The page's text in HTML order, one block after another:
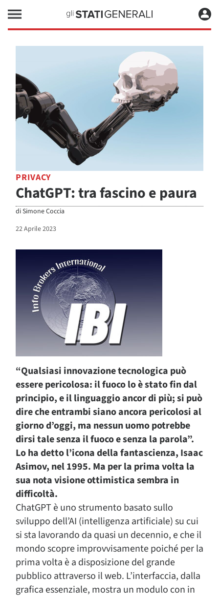
PRIVACY
ChatGPT: tra fascino e paura
diSimone Coccia
22 Aprile 2023
“Qualsiasi innovazione tecnologica può
essere pericolosa: il fuoco lo è stato fin dal
principio, e il linguaggio ancor di più; si può
dire che entrambi siano ancora pericolosi al
giorno d’oggi, ma nessun uomo potrebbe
dirsi tale senza il fuoco e senza la parola”.
Lo ha detto l’icona della fantascienza, Isaac
Asimov, nel 1995. Ma per la prima volta la
sua nota visione ottimistica sembra in
difficoltà.
ChatGPT è uno strumento basato sullo
sviluppo dell’AI (intelligenza artificiale) su cui
si sta lavorando da quasi un decennio, e che il
mondo scopre improvvisamente poiché per la
prima volta è a disposizione del grande
pubblico attraverso il web. L’interfaccia, dalla
grafica essenziale, mostra un modulo con in